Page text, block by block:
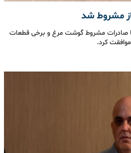
مشروط شد
صادرات مشروط گوشت مرغ و برخی قطعات
کرد.